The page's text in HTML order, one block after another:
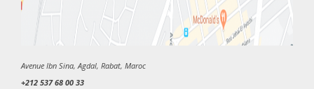
Avenue Ibn Sina, Agdal, Rabat, Maroc
+212 537 68 00 33